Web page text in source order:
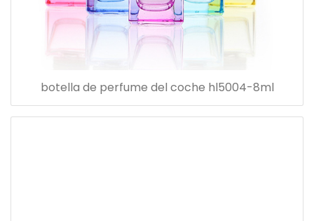
botella de perfume del coche hl5004-8ml